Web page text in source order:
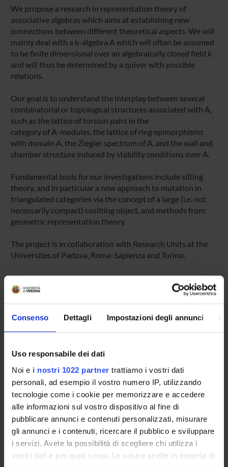
Consenso Dettagli Impostazioni degli annunci
Uso responsabile dei dati
Noi e i nostri 1022 partner trattiamo i vostri dati
personali, ad esempio il vostro numero IP, utilizzando
tecnologie come i cookie per memorizzare e accedere
alle informazioni sul vostro dispositivo al fine di
pubblicare annunci e contenuti personalizzati, misurare
gli annunci e i contenuti, ricercare il pubblico e sviluppare
i servizi. Avete la possibilità di scegliere chi utilizza i
vostri dati e per quali scopi. Le vostre scelte in materia di
We propose a research in representation theory of
associative algebras which aims at establishing new
connections between different theoretical aspects. We will
mainly deal with a k-algebra A which will often be assumed
to be finite dimensional over an algebraically closed field k
and will thus be determined by a quiver with possible
relations.
Our goal is to understand the interplay between several
combinatorial or topological structures associated with A,
such as the lattice of torsion pairs in the
category of A-modules, the lattice of ring epimorphisms
with domain A, the Ziegler spectrum of A, and the wall and
chamber structure induced by stability conditions over A.
Fundamental tools for our investigations include silting
theory, and in particular a new approach to mutation in
triangulated categories via the concept of a large (i.e. not
necessarily compact) cosilting object, and methods from
geometric representation theory.
The project is in collaboration with Research Units at the
Universites of Padova, Roma-Sapienza and Torino.
SPONSORS:
Funds:assigned and managed by the department
Lidia Angeleri
Full Professor
Temporary Assistant Professor
Alessio Cipriani